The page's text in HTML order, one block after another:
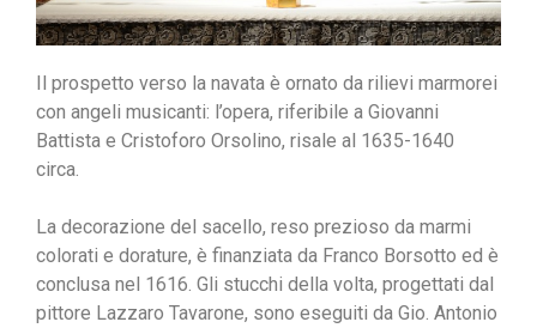
Il prospetto verso la navata è ornato da rilievi marmorei
con angeli musicanti: l’opera, riferibile a Giovanni
Battista e Cristoforo Orsolino, risale al 1635-1640
circa.
La decorazione del sacello, reso prezioso da marmi
colorati e dorature, è finanziata da Franco Borsotto ed è
conclusa nel 1616. Gli stucchi della volta, progettati dal
pittore Lazzaro Tavarone, sono eseguiti da Gio. Antonio